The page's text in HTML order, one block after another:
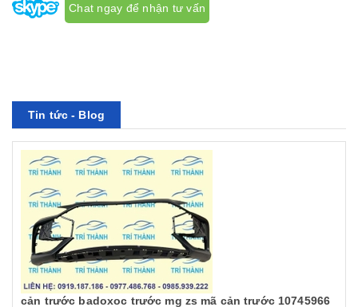
Chat ngay để nhận tư vấn
Tin tức - Blog